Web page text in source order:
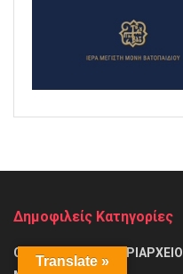
Δημοφιλείς Κατηγορίες
ΟΙΚΟΥΜΕΝΙΚΟ ΠΑΤΡΙΑΡΧΕΙΟ
Translate »